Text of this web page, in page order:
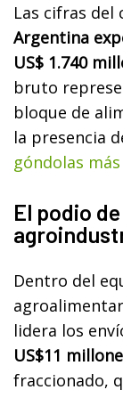
Las cifras
Argentina
US$ 1.740
bruto
bloque de
la presencia
góndolas
El podio
Dentro del
lidera los
US$11
fraccionado,